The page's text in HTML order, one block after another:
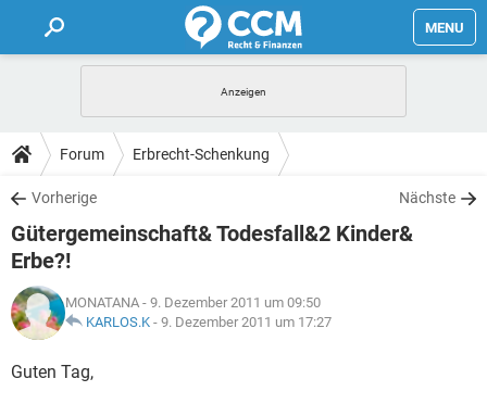
MENU
FORUM
TIPPS
LEXIKON
Forum Erbrecht-Schenkung
Vorherige Nächste
Gütergemeinschaft& Todesfall&2 Kinder&
Erbe?!
MONATANA - 9. Dezember 2011 um 09:50
KARLOS.K - 9. Dezember 2011 um 17:27
Guten Tag,